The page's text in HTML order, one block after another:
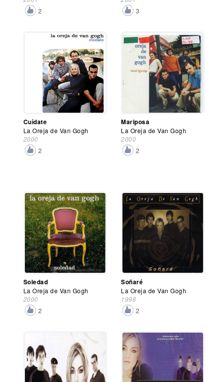
2
3
Cuídate
La Oreja de Van Gogh
2000
2
Mariposa
La Oreja de Van Gogh
2000
2
Soledad
La Oreja de Van Gogh
2000
2
Soñaré
La Oreja de Van Gogh
1998
2